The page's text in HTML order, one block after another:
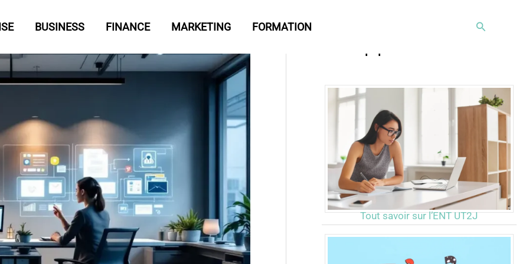
BUSINESS FINANCE MARKETING FORMATION Rechercher
Tout savoir sur l’ENT UT2J